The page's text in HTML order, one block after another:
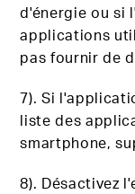
d'énergie ou si
applications
pas fournir de
7). Si
liste des
smartphone,
8). Désactivez